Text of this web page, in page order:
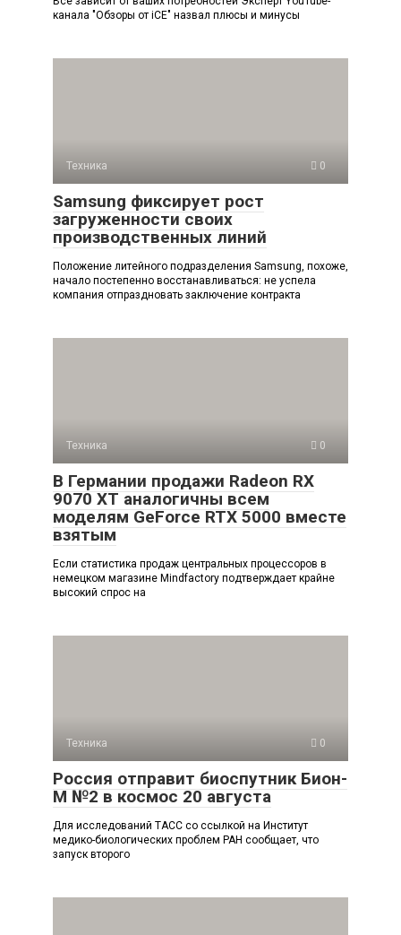
канала "Обзоры от iCE" назвал плюсы и минусы
Техника 0
Samsung фиксирует рост
загруженности своих
производственных линий
Положение литейного подразделения Samsung, похоже,
начало постепенно восстанавливаться: не успела
компания отпраздновать заключение контракта
Техника 0
В Германии продажи Radeon RX
9070 XT аналогичны всем
моделям GeForce RTX 5000 вместе
взятым
Если статистика продаж центральных процессоров в
немецком магазине Mindfactory подтверждает крайне
высокий спрос на
Техника 0
Россия отправит биоспутник Бион-
М №2 в космос 20 августа
Для исследований ТАСС со ссылкой на Институт
медико-биологических проблем РАН сообщает, что
запуск второго